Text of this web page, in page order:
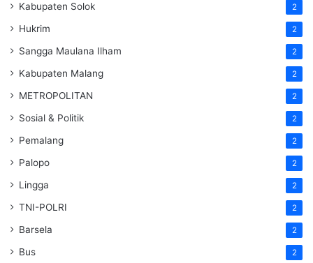
Kabupaten Solok 2
Hukrim 2
Sangga Maulana Ilham 2
Kabupaten Malang 2
METROPOLITAN 2
Sosial & Politik 2
Pemalang 2
Palopo 2
Lingga 2
TNI-POLRI 2
Barsela 2
Bus 2